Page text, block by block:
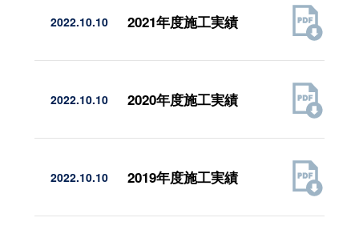
2022.10.10 2021年度施工実績
2022.10.10 2020年度施工実績
2022.10.10 2019年度施工実績